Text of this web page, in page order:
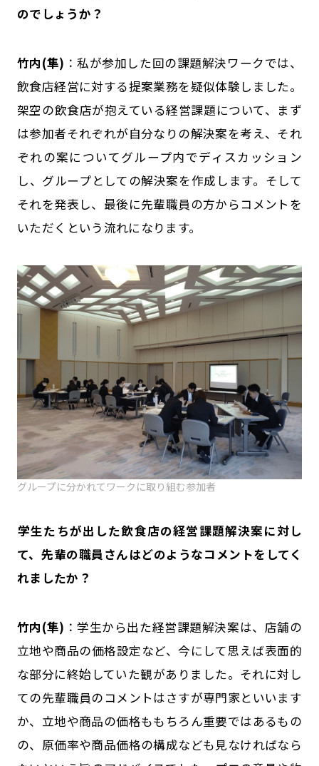
のでしょうか？
竹内(隼) ：私が参加した回の課題解決ワークでは、
飲食店経営に対する提案業務を疑似体験しました。
架空の飲食店が抱えている経営課題について、まず
は参加者それぞれが自分なりの解決案を考え、それ
ぞれの案についてグループ内でディスカッション
し、グループとしての解決案を作成します。そして
それを発表し、最後に先輩職員の方からコメントを
いただく――という流れになります。
グループに分かれてワークに取り組む参加者
――学生たちが出した飲食店の経営課題解決案に対し
て、先輩の職員さんはどのようなコメントをしてく
れましたか？
竹内(隼) ：学生から出た経営課題解決案は、店舗の
立地や商品の価格設定など、今にして思えば表面的
な部分に終始していた観がありました。それに対し
ての先輩職員のコメントはさすが専門家といいます
か、立地や商品の価格ももちろん重要ではあるもの
の、原価率や商品価格の構成なども見なければなら